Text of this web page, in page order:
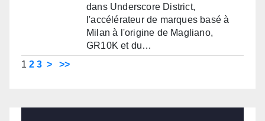
dans Underscore District,
l'accélérateur de marques basé à
Milan à l'origine de Magliano,
GR10K et du…
1 2 3 > >>